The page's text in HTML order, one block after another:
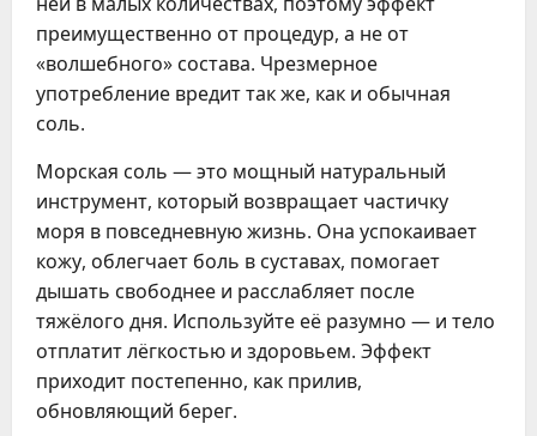
преимущественно от процедур, а не от
«волшебного» состава. Чрезмерное
употребление вредит так же, как и обычная
соль.
Морская соль — это мощный натуральный
инструмент, который возвращает частичку
моря в повседневную жизнь. Она успокаивает
кожу, облегчает боль в суставах, помогает
дышать свободнее и расслабляет после
тяжёлого дня. Используйте её разумно — и тело
отплатит лёгкостью и здоровьем. Эффект
приходит постепенно, как прилив,
обновляющий берег.